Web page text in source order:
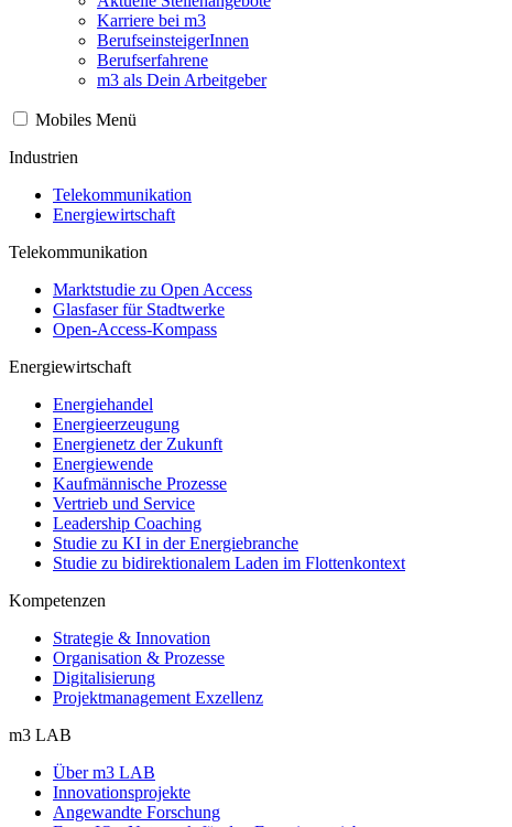
Karriere bei m3
BerufseinsteigerInnen
Berufserfahrene
m3 als Dein Arbeitgeber
Mobiles Menü
Industrien
Telekommunikation
Energiewirtschaft
Telekommunikation
Marktstudie zu Open Access
Glasfaser für Stadtwerke
Open-Access-Kompass
Energiewirtschaft
Energiehandel
Energieerzeugung
Energienetz der Zukunft
Energiewende
Kaufmännische Prozesse
Vertrieb und Service
Leadership Coaching
Studie zu KI in der Energiebranche
Studie zu bidirektionalem Laden im Flottenkontext
Kompetenzen
Strategie & Innovation
Organisation & Prozesse
Digitalisierung
Projektmanagement Exzellenz
m3 LAB
Über m3 LAB
Innovationsprojekte
Angewandte Forschung